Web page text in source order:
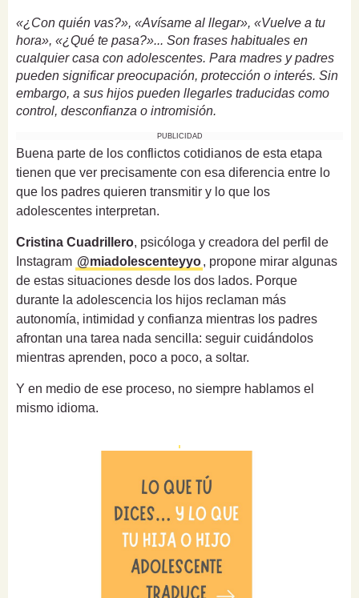
«¿Con quién vas?», «Avísame al llegar», «Vuelve a tu
hora», «¿Qué te pasa?»... Son frases habituales en
cualquier casa con adolescentes. Para madres y padres
pueden significar preocupación, protección o interés. Sin
embargo, a sus hijos pueden llegarles traducidas como
control, desconfianza o intromisión.
PUBLICIDAD
Buena parte de los conflictos cotidianos de esta etapa
tienen que ver precisamente con esa diferencia entre lo
que los padres quieren transmitir y lo que los
adolescentes interpretan.
Cristina Cuadrillero, psicóloga y creadora del perfil de
Instagram @miadolescenteyyo, propone mirar algunas
de estas situaciones desde los dos lados. Porque
durante la adolescencia los hijos reclaman más
autonomía, intimidad y confianza mientras los padres
afrontan una tarea nada sencilla: seguir cuidándolos
mientras aprenden, poco a poco, a soltar.
Y en medio de ese proceso, no siempre hablamos el
mismo idioma.